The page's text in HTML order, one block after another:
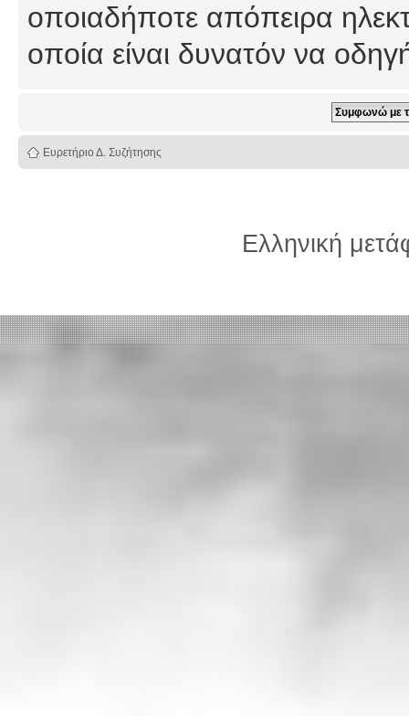
οποιαδήποτε απόπειρα
οποία είναι δυνατόν να
Ευρετήριο Δ. Συζήτησης
Ελληνική